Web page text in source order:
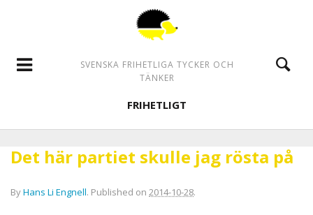
SVENSKA FRIHETLIGA TYCKER OCH
TÄNKER
FRIHETLIGT
Det här partiet skulle jag rösta på
ByHans Li Engnell. Published on 2014-10-28.